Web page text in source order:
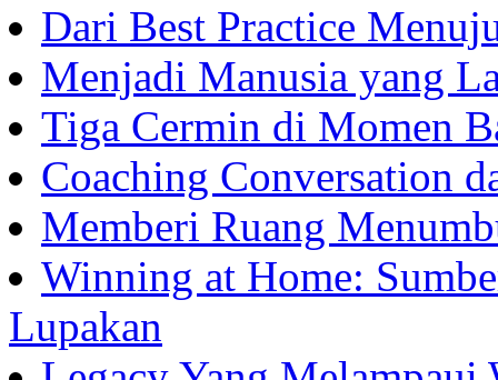
Dari Best Practice
Menjadi Manusia yang
Tiga Cermin di Momen
Coaching Conversation
Memberi Ruang
Winning at Home:
Lupakan